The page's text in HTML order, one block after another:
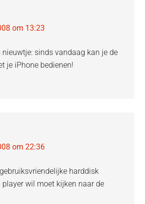
om 13:23
nieuwtje: sinds vandaag kan je de
je iPhone bedienen!
om 22:36
harddisk
wil moet kijken naar de